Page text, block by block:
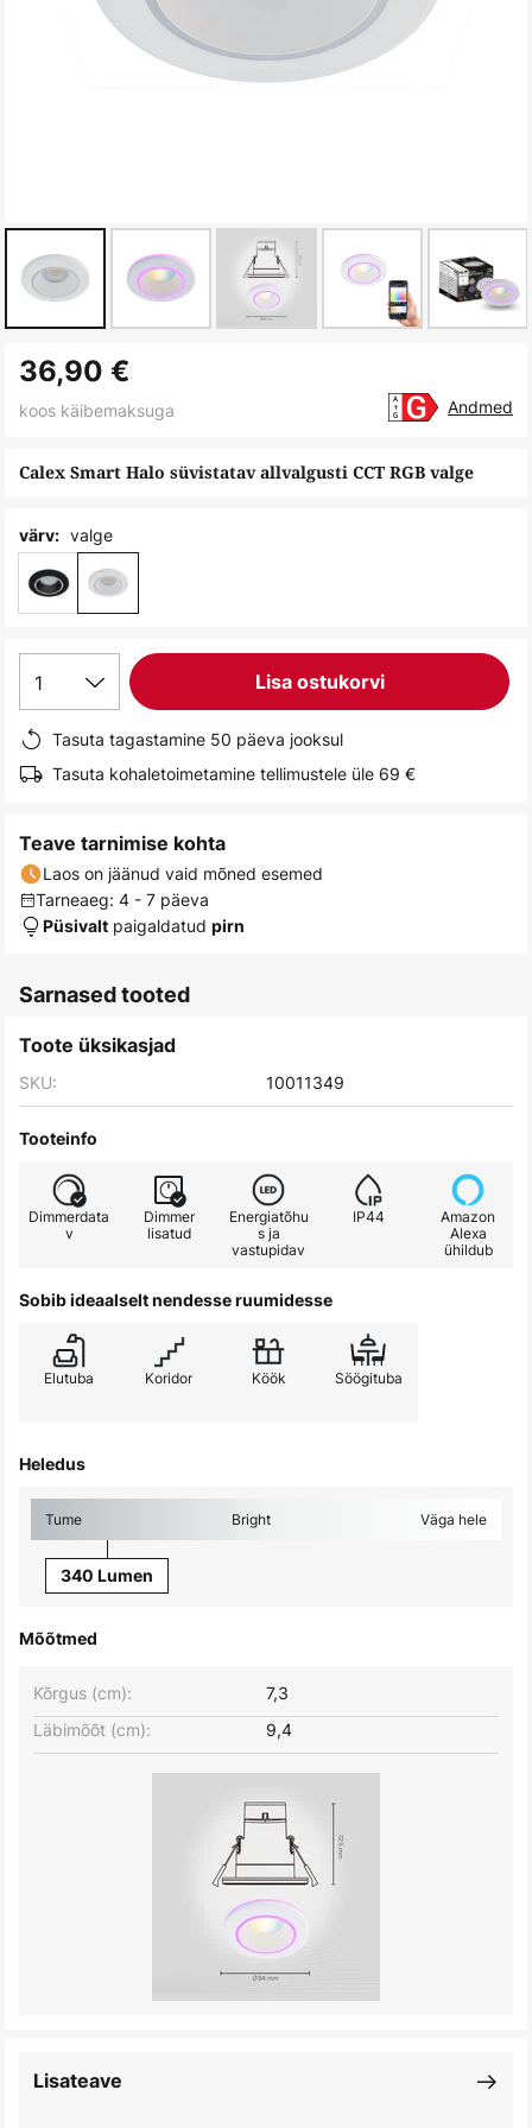
to
the
of
images
gallery
Calex Smart Halo süvistatav allvalgusti CCT RGB valge
36,90 €
koos käibemaksuga Andmed
värv: valge
1 Lisa ostukorvi
Tasuta tagastamine 50 päeva jooksul
Tasuta kohaletoimetamine tellimustele üle 69 €
Teave tarnimise kohta
Laos on jäänud vaid mõned esemed
Tarneaeg: 4 - 7 päeva
Püsivalt paigaldatud pirn
Sarnased tooted
Toote üksikasjad
SKU: 10011349
Tooteinfo
Dimmerdata
v
Dimmer
lisatud
Energiatõhu
s ja
vastupidav
IP44
Amazon
Alexa
ühildub
Sobib ideaalselt nendesse ruumidesse
Elutuba Koridor Köök Söögituba
Heledus
Tume Bright Väga hele
340 Lumen
Mõõtmed
Kõrgus (cm):
7,3
Läbimõõt (cm):
9,4
Lisateave